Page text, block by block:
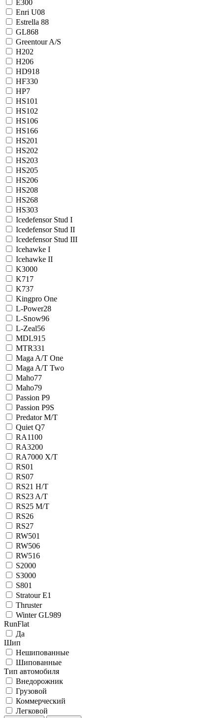
E300
Enri U08
Estrella 88
GL868
Greentour A/S
H202
H206
HD918
HF330
HP7
HS101
HS102
HS106
HS166
HS201
HS202
HS203
HS205
HS206
HS208
HS268
HS303
Icedefensor Stud I
Icedefensor Stud II
Icedefensor Stud III
Icehawke I
Icehawke II
K3000
K717
K737
Kingpro One
L-Power28
L-Snow96
L-Zeal56
MDL915
MTR331
Maga A/T One
Maga A/T Two
Maho77
Maho79
Passion P9
Passion P9S
Predator M/T
Quiet Q7
RA1100
RA3200
RA7000 X/T
RS01
RS07
RS21 H/T
RS23 A/T
RS25 M/T
RS26
RS27
RW501
RW506
RW516
S2000
S3000
S801
Stratour E1
Thruster
Winter GL989
RunFlat
Да
Шип
Нешипованные
Шипованные
Тип автомобиля
Внедорожник
Грузовой
Коммерческий
Легковой